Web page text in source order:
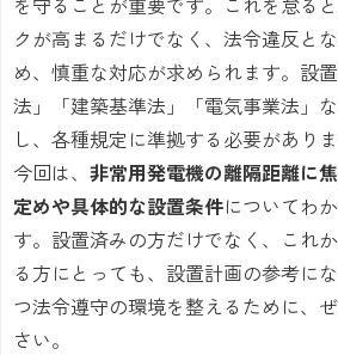
クが高まるだけでなく、法令違反と
め、慎重な対応が求められます。設
法」「建築基準法」「電気事業法」
し、各種規定に準拠する必要がありま
今回は、 非常用発電機の離隔距離に
定めや具体的な設置条件についてわ
す。設置済みの方だけでなく、これ
る方にとっても、設置計画の参考に
つ法令遵守の環境を整えるために、
さい。